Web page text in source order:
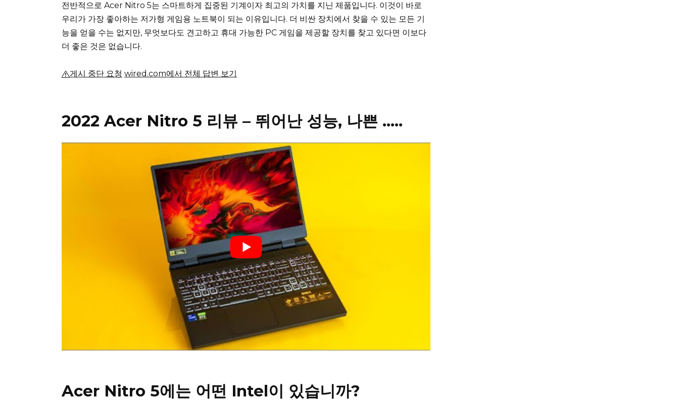
전반적으로 Acer Nitro 5는 스마트하게 집중된 기계이자 최고의 가치를 지닌 제품입니다. 이것이 바로
우리가 가장 좋아하는 저가형 게임용 노트북이 되는 이유입니다. 더 비싼 장치에서 찾을 수 있는 모든 기
능을 얻을 수는 없지만, 무엇보다도 견고하고 휴대 가능한 PC 게임을 제공할 장치를 찾고 있다면 이보다
더 좋은 것은 없습니다.
게시 중단 요청 wired.com에서 전체 답변 보기
2022 Acer Nitro 5 리뷰 – 뛰어난 성능, 나쁜 …..
Acer Nitro 5에는 어떤 Intel이 있습니까?